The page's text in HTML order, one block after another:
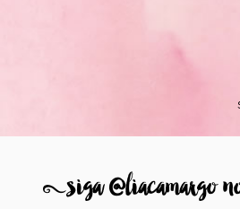
8siga @liacamargo